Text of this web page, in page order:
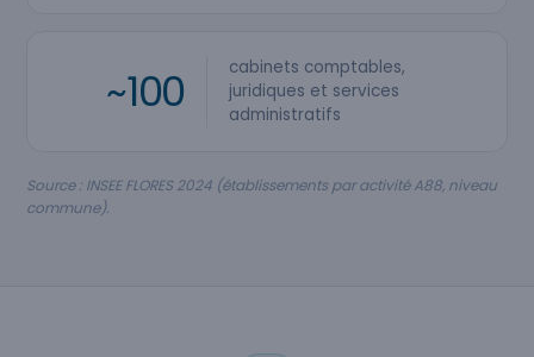
~100
cabinets comptables,
juridiques et services
administratifs
Source : INSEE FLORES 2024 (établissements par activité A88, niveau
commune).